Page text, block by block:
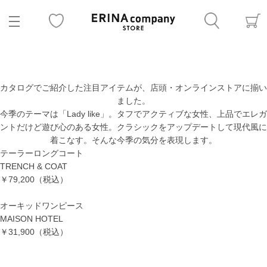
カタログでご紹介した注目アイテムが、店頭・オンラインストアに揃い
ました。
今季のテーマは「Lady like」。タフでアクティブな女性、上品でエレガ
ントだけど遊び心のある女性。クラシックをアップデートして現代風に
着こなす。そんな今季の気分を表現します。
テーラーロングコート
TRENCH & COAT
￥79,200（税込）
オーキッドワンピース
MAISON HOTEL
￥31,900（税込）